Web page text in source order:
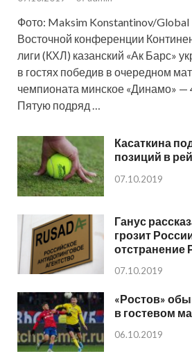
Фото: Maksim Konstantinov/Global
Восточной конференции
лиги (КХЛ) казанский «Ак Барс»
в гостях победив в очередном
чемпионата минское «Динамо» —
Пятую подряд …
Касаткина
позиций в
07.10.2019
Ганус
грозит
07.10.2019
«Ростов»
в гостевом
06.10.2019